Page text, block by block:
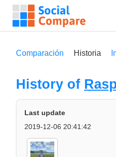
Comparación Historia
History of
Last update
2019-12-06 20:41:42